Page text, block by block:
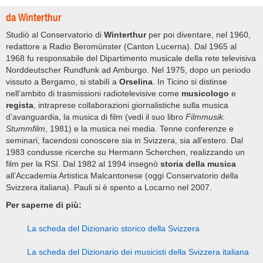
da Winterthur
Studiò al Conservatorio di Winterthur per poi diventare, nel 1960,
redattore a Radio Beromünster (Canton Lucerna). Dal 1965 al
1968 fu responsabile del Dipartimento musicale della rete televisiva
Norddeutscher Rundfunk ad Amburgo. Nel 1975, dopo un periodo
vissuto a Bergamo, si stabilì a Orselina . In Ticino si distinse
nell’ambito di trasmissioni radiotelevisive come musicologo e
regista , intraprese collaborazioni giornalistiche sulla musica
d’avanguardia, la musica di film (vedi il suo libro Filmmusik.
Stummfilm , 1981) e la musica nei media. Tenne conferenze e
seminari, facendosi conoscere sia in Svizzera, sia all’estero. Dal
1983 condusse ricerche su Hermann Scherchen, realizzando un
film per la RSI. Dal 1982 al 1994 insegnò storia della musica
all’Accademia Artistica Malcantonese (oggi Conservatorio della
Svizzera italiana). Pauli si è spento a Locarno nel 2007.
Per saperne di più:
La scheda del Dizionario storico della Svizzera
La scheda del Dizionario dei musicisti della Svizzera italiana